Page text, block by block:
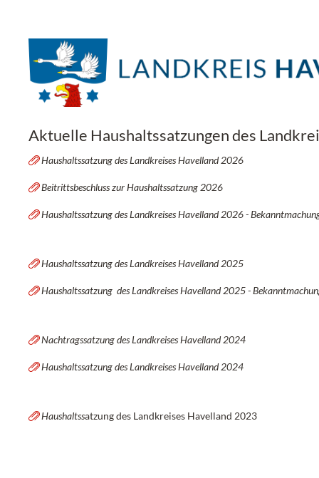
Aktuelle Haushaltssatzungen des
Haushaltssatzung des Landkreises Havelland 2026
Beitrittsbeschluss zur Haushaltssatzung 2026
Haushaltssatzung des Landkreises Havelland 2026 -
Haushaltssatzung des Landkreises Havelland 2025
Haushaltssatzung des Landkreises Havelland 2025 -
Nachtragssatzung des Landkreises Havelland 2024
Haushaltssatzung des Landkreises Havelland 2024
Haushaltssatzung des Landkreises Havelland 2023